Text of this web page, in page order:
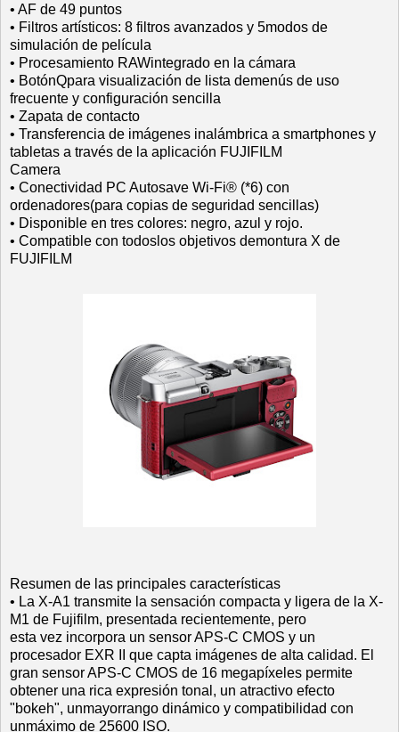
• AF de 49 puntos
• Filtros artísticos: 8 filtros avanzados y 5modos de
simulación de película
• Procesamiento RAWintegrado en la cámara
• BotónQpara visualización de lista demenús de uso
frecuente y configuración sencilla
• Zapata de contacto
• Transferencia de imágenes inalámbrica a smartphones y
tabletas a través de la aplicación FUJIFILM
Camera
• Conectividad PC Autosave Wi‐Fi® (*6) con
ordenadores(para copias de seguridad sencillas)
• Disponible en tres colores: negro, azul y rojo.
• Compatible con todoslos objetivos demontura X de
FUJIFILM
Resumen de las principales características
• La X‐A1 transmite la sensación compacta y ligera de la X‐
M1 de Fujifilm, presentada recientemente, pero
esta vez incorpora un sensor APS‐C CMOS y un
procesador EXR II que capta imágenes de alta calidad. El
gran sensor APS‐C CMOS de 16 megapíxeles permite
obtener una rica expresión tonal, un atractivo efecto
"bokeh", unmayorrango dinámico y compatibilidad con
unmáximo de 25600 ISO.